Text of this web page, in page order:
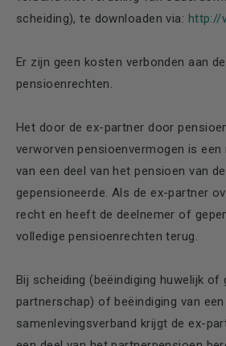
scheiding), te downloaden via: http://
Er zijn geen kosten verbonden aan
pensioenrechten.
Het door de ex-partner door
verworven pensioenvermogen is
van een deel van het pensioen van
gepensioneerde. Als de ex-partner
recht en heeft de deelnemer of
volledige pensioenrechten terug.
Bij scheiding (beëindiging huwelijk of
partnerschap) of beëindiging van een
samenlevingsverband krijgt de ex-